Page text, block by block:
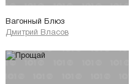
Вагонный Блюз
Дмитрий Власов